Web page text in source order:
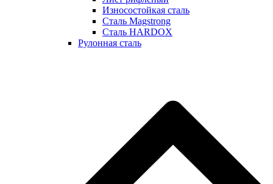
Износостойкая сталь
Сталь Magstrong
Сталь HARDOX
Рулонная сталь